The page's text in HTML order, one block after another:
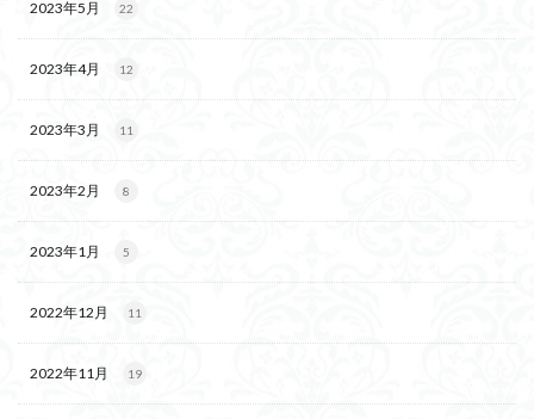
2023年5月 22
2023年4月 12
2023年3月 11
2023年2月 8
2023年1月 5
2022年12月 11
2022年11月 19